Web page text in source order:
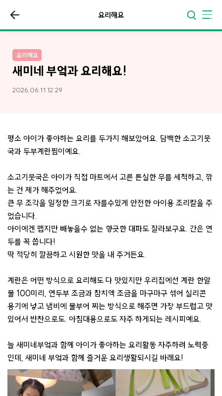
요리해요
요리해요
새미네 부엌과 요리해요!
2026.06.11 12:29
평소 아이가 좋아하는 요리를 두가지 해보았어요. 담백한 소고기뭇
국과 두부계란찜이예요.
소고기뭇국은 아이가 직접 마트에서 고른 튼실한 무를 세척하고, 깎
는 건 제가 해주었어요.
큰 무 조각을 일정한 크기로 자를수있게 안전한 아이용 조리칼을 주
었습니다.
아이에겐 맵지만 빼놓을수 없는 향긋한 대파도 잘라보구요. 간은 연
두를 꼭 씁니다!
딱 적당히 깔끔하고 시원한 맛을 내 주거든요.
계란은 어떤 방식으로 요리해도 다 맛있지만 우리집에선 계란 한알
물 100미리, 연두부 조금과 참치액 조금을 마구마구 섞어 실리콘
용기에 넣고 냄비에 물부어 찌는 방식으로 해주면 가장 부드럽고 맛
있어서 반찬으로도. 아침대용으로도 자주 하게되는 레시피예요.
늘 새미네부엌과 함께 아이가 좋아하는 요리활동 자주하려 노력중
인데, 새미네 부엌과 함께 즐거운 요리생활되시길 바래요!